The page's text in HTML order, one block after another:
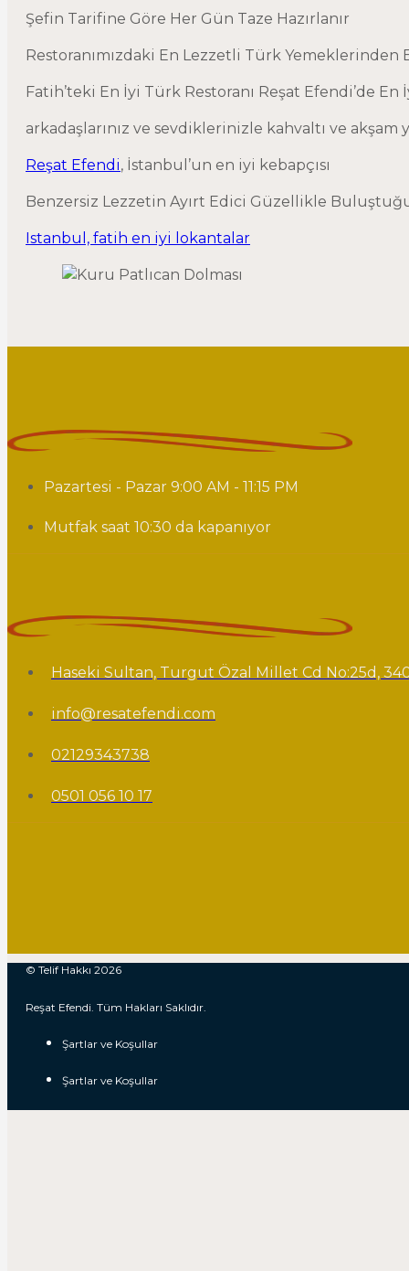
Şefin Tarifine Göre Her Gün Taze Hazırlanır
Restoranımızdaki En Lezzetli Türk Yemeklerinden
Fatih’teki En İyi Türk Restoranı Reşat Efendi’de En
arkadaşlarınız ve sevdiklerinizle kahvaltı ve
Reşat Efendi, İstanbul’un en iyi kebapçısı
Benzersiz Lezzetin Ayırt Edici Güzellikle
Istanbul, fatih en iyi lokantalar
Pazartesi - Pazar 9:00 AM - 11:15 PM
Mutfak saat 10:30 da kapanıyor
Haseki Sultan, Turgut Özal Millet Cd No:25d,
info@resatefendi.com
02129343738
0501 056 10 17
© Telif Hakkı 2026
Reşat Efendi. Tüm Hakları Saklıdır.
Şartlar ve Koşullar
Şartlar ve Koşullar